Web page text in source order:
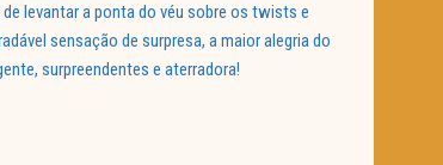
levantar a ponta do véu sobre os twists e
sensação de surpresa, a maior alegria do
surpreendentes e aterradora!